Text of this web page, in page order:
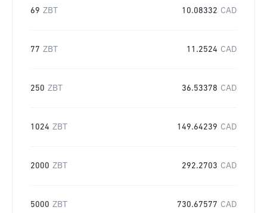
69 ZBT 10.08332 CAD
77 ZBT 11.2524 CAD
250 ZBT 36.53378 CAD
1024 ZBT 149.64239 CAD
2000 ZBT 292.2703 CAD
5000 ZBT 730.67577 CAD